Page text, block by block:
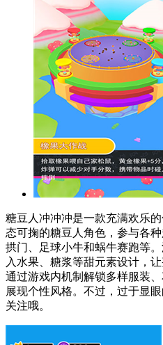
糖豆人冲冲冲是一款充满欢乐
态可掬的糖豆人角色，参与各
拱门、足球小牛和蜗牛赛跑等
入水果、糖浆等甜元素设计，
通过游戏内机制解锁多样服装
展现个性风格。不过，过于显
关注哦。